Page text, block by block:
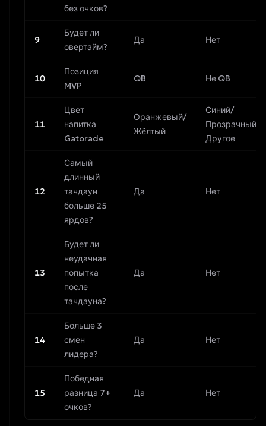
без очков?
9
Будет ли
овертайм?
Да Нет
10
Позиция
MVP
QB Не QB
11
Цвет
напитка
Gatorade
Оранжевый/
Жёлтый
Синий/
Прозрачный/
Другое
12
Самый
длинный
тачдаун
больше 25
ярдов?
Да Нет
13
Будет ли
неудачная
попытка
после
тачдауна?
Да Нет
14
Больше 3
смен
лидера?
Да Нет
15
Победная
разница 7+
очков?
Да Нет